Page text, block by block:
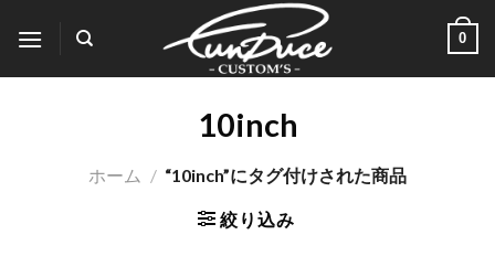
0
10inch
ホーム / “10inch”にタグ付けされた商品
絞り込み